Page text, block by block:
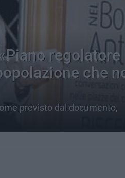
regolatore
che
previsto dal documento,